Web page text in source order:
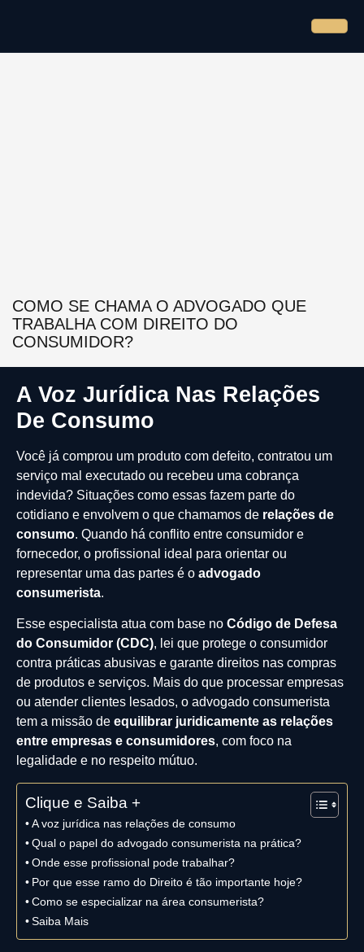
COMO SE CHAMA O ADVOGADO QUE
TRABALHA COM DIREITO DO
CONSUMIDOR?
A Voz Jurídica Nas Relações
De Consumo
Você já comprou um produto com defeito, contratou um
serviço mal executado ou recebeu uma cobrança
indevida? Situações como essas fazem parte do
cotidiano e envolvem o que chamamos de relações de
consumo. Quando há conflito entre consumidor e
fornecedor, o profissional ideal para orientar ou
representar uma das partes é o advogado
consumerista.
Esse especialista atua com base no Código de Defesa
do Consumidor (CDC), lei que protege o consumidor
contra práticas abusivas e garante direitos nas compras
de produtos e serviços. Mais do que processar empresas
ou atender clientes lesados, o advogado consumerista
tem a missão de equilibrar juridicamente as relações
entre empresas e consumidores, com foco na
legalidade e no respeito mútuo.
Clique e Saiba +
A voz jurídica nas relações de consumo
Qual o papel do advogado consumerista na prática?
Onde esse profissional pode trabalhar?
Por que esse ramo do Direito é tão importante hoje?
Como se especializar na área consumerista?
Saiba Mais